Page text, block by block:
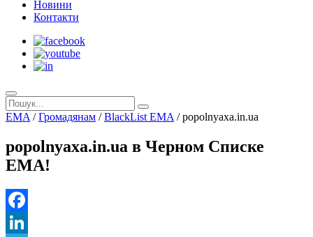
Новини
Контакти
EMA /Громадянам /BlackList EMA /popolnyaxa.in.ua
popolnyaxa.in.ua в Черном Списке
ЕМА!
Facebook